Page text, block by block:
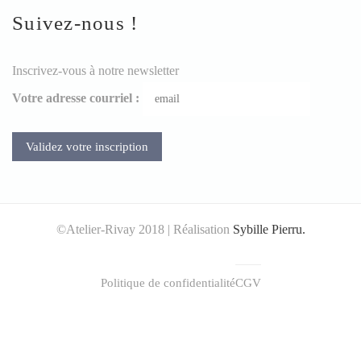
Suivez-nous !
Inscrivez-vous à notre newsletter
Votre adresse courriel :
©Atelier-Rivay 2018 | Réalisation Sybille Pierru.
Politique de confidentialitéCGV